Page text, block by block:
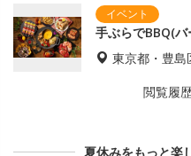
手ぶらでBBQ(
東京都・豊島
閲覧履
夏休みをもっと楽